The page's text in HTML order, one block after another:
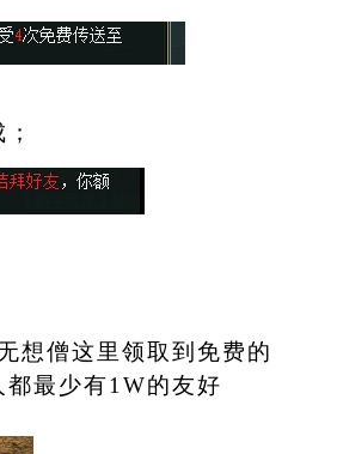
想僧这里领取到免费的
都最少有1W的友好